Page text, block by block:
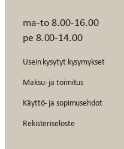
ma-to 8.00-16.00
pe 8.00-14.00
Usein kysytyt kysymykset
Maksu- ja toimitus
Käyttö- ja sopimusehdot
Rekisteriseloste